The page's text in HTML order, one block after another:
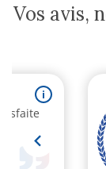
Les
du
Vos avis,